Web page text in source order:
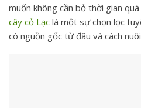
muốn không cần bỏ thời gian
cây cỏ Lạc là một sự chọn lọc
có nguồn gốc từ đâu và cách